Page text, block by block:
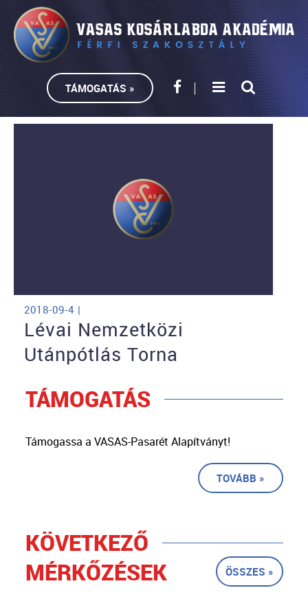
TÁMOGATÁS »
2018-09-4 |
Lévai Nemzetközi
Utánpótlás Torna
TÁMOGATÁS
Támogassa a VASAS-Pasarét Alapítványt!
TOVÁBB »
KÖVETKEZŐ
MÉRKŐZÉSEK
ÖSSZES »